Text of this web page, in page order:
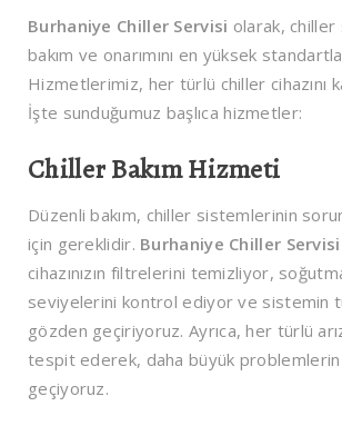
Burhaniye Chiller Servisi olarak,
bakım ve onarımını en yüksek
Hizmetlerimiz, her türlü chiller cihazını
İşte sunduğumuz başlıca hizmetler:
Chiller Bakım Hizmeti
Düzenli bakım, chiller sistemlerinin
için gereklidir. Burhaniye Chiller Servisi
cihazınızın filtrelerini temizliyor, soğutma
seviyelerini kontrol ediyor ve sistemin
gözden geçiriyoruz. Ayrıca, her türlü
tespit ederek, daha büyük problemlerin
geçiyoruz.